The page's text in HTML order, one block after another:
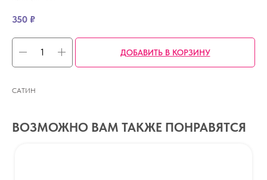
350 ₽
ДОБАВИТЬ В КОРЗИНУ
САТИН
ВОЗМОЖНО ВАМ ТАКЖЕ ПОНРАВЯТСЯ